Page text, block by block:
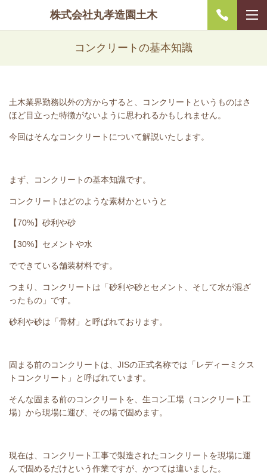
株式会社丸孝造園土木
コンクリートの基本知識
土木業界勤務以外の方からすると、コンクリートというものはさ
ほど目立った特徴がないように思われるかもしれません。
今回はそんなコンクリートについて解説いたします。
まず、コンクリートの基本知識です。
コンクリートはどのような素材かというと
【70%】砂利や砂
【30%】セメントや水
でできている舗装材料です。
つまり、コンクリートは「砂利や砂とセメント、そして水が混ざ
ったもの」です。
砂利や砂は「骨材」と呼ばれております。
固まる前のコンクリートは、JISの正式名称では「レディーミクス
トコンクリート」と呼ばれています。
そんな固まる前のコンクリートを、生コン工場（コンクリート工
場）から現場に運び、その場で固めます。
現在は、コンクリート工事で製造されたコンクリートを現場に運
んで固めるだけという作業ですが、かつては違いました。